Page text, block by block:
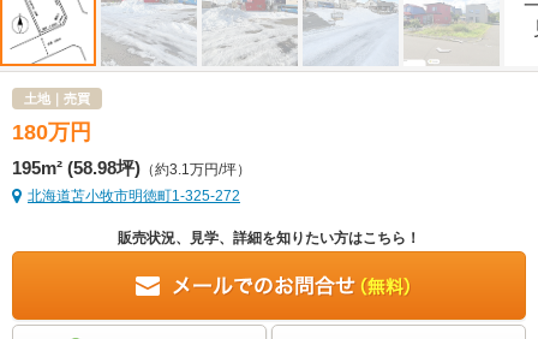
土地｜売買
180万 円
195m² (58.98坪) （約3.1万円/坪）
北海道苫小牧市明徳町1-325-272
販売状況、見学、詳細を知りたい方はこちら！